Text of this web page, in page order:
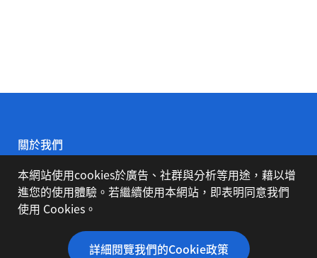
關於我們
公司簡介
代理品牌
本網站使用cookies於廣告、社群與分析等用途，藉以增
進您的使用體驗。若繼續使用本網站，即表明同意我們
使用 Cookies。
詳細閱覽我們的Cookie政策